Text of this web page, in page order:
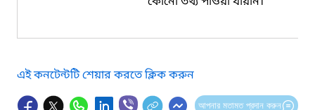
এই কনটেন্টটি শেয়ার করতে ক্লিক করুন
আপনার মতামত প্রদান করুন